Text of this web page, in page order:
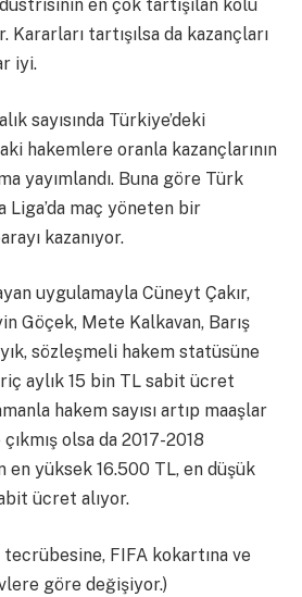
en çok tartışılan kolu
Kararları tartışılsa da kazançları
iyi.
sayısında Türkiye’deki
hakemlere oranla kazançlarının
yayımlandı. Buna göre Türk
Liga’da maç yöneten bir
kazanıyor.
uygulamayla Cüneyt Çakır,
Göçek, Mete Kalkavan, Barış
sözleşmeli hakem statüsüne
aylık 15 bin TL sabit ücret
hakem sayısı artıp maaşlar
olsa da 2017-2018
en yüksek 16.500 TL, en düşük
ücret alıyor.
FIFA kokartına ve
göre değişiyor.)